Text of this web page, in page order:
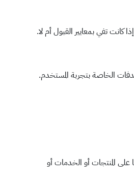
كانت تفي بمعايير القبول أم لا.
الخاصة بتجربة المستخدم.
على المنتجات أو الخدمات أو